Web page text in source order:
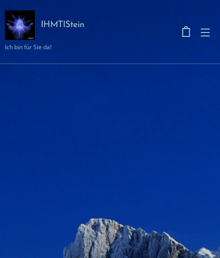
IHMTIStein
Ich bin für Sie da!